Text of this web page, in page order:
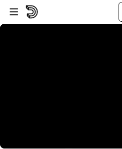
プレイヤーにスキップ
メインコンテンツにスキップ